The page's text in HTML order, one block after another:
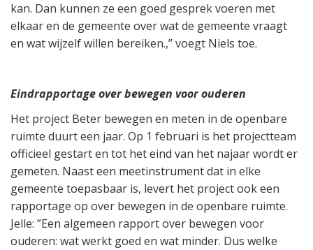
kan. Dan kunnen ze een goed gesprek voeren met
elkaar en de gemeente over wat de gemeente vraagt
en wat wijzelf willen bereiken.,” voegt Niels toe.
Eindrapportage over bewegen voor ouderen
Het project Beter bewegen en meten in de openbare
ruimte duurt een jaar. Op 1 februari is het projectteam
officieel gestart en tot het eind van het najaar wordt er
gemeten. Naast een meetinstrument dat in elke
gemeente toepasbaar is, levert het project ook een
rapportage op over bewegen in de openbare ruimte.
Jelle: ”Een algemeen rapport over bewegen voor
ouderen: wat werkt goed en wat minder. Dus welke